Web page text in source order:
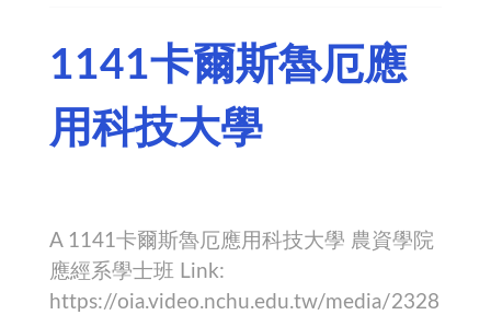
1141卡爾斯魯厄應
用科技大學
A 1141卡爾斯魯厄應用科技大學 農資學院
應經系學士班 Link:
https://oia.video.nchu.edu.tw/media/2328